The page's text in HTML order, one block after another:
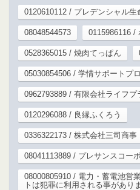
0120610112 / プレデンシャル生
08048544573 0115986116 /
0528365015 / 焼肉てっぱん
05030854506 / 学情サポートプ
0962793889 / 有限会社ライフプ
0120296088 / 良縁ふくろう
0336322173 / 株式会社三司商事
08041113889 / プレサンスコー
08000805910 / 電力・蓄電池営
トは犯罪に利用される事があり